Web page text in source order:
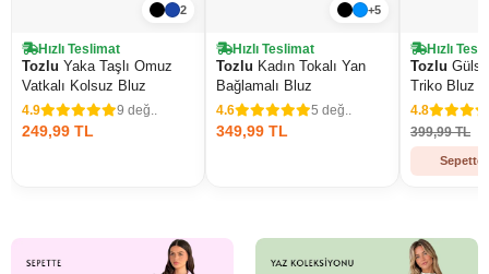
2
Hızlı Teslimat
Tozlu Yaka Taşlı Omuz
Vatkalı Kolsuz Bluz
4.9 9 değ..
249,99 TL
+5
Hızlı Teslimat
Tozlu Kadın Tokalı Yan
Bağlamalı Bluz
4.6 5 değ..
349,99 TL
Hızlı
Tozlu
Triko Bluz
4.8
399,99 TL
Sepette